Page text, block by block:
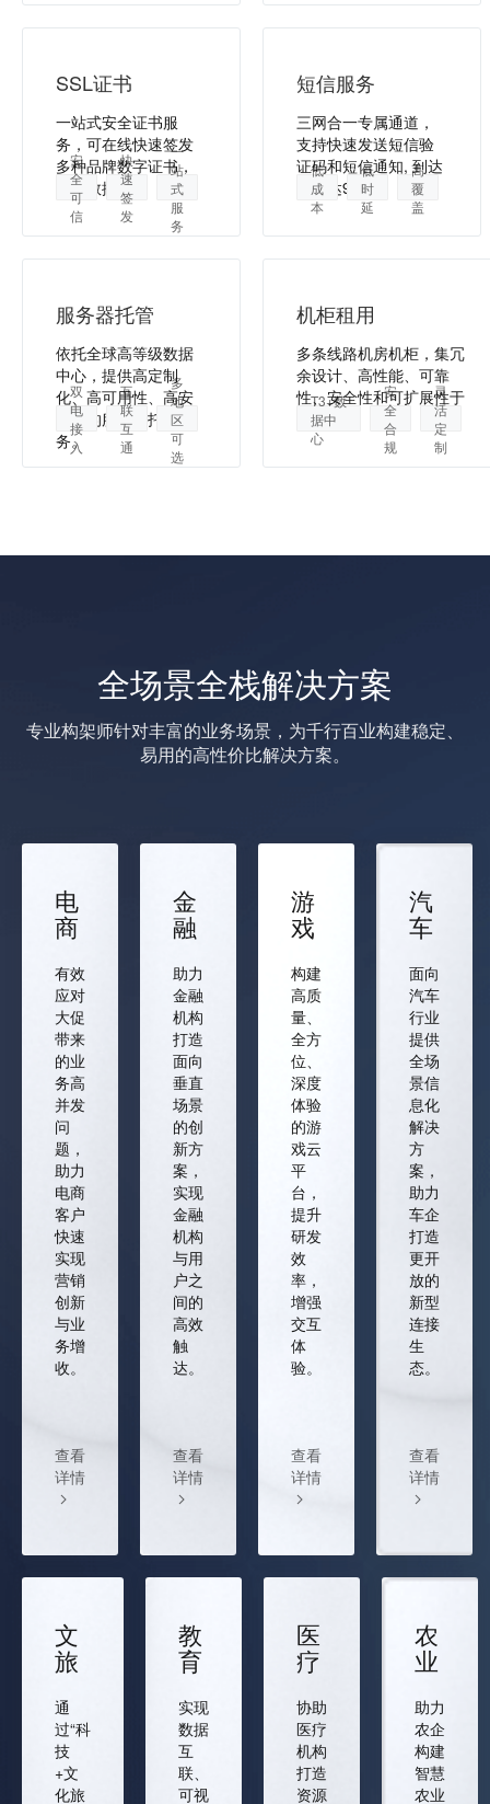
SSL证书
一站式安全证书服
务，可在线快速签发
多种品牌数字证书，
保障数据安全
安
全
可
信
快
速
签
发
一
站
式
服
务
短信服务
三网合一专属通道，
支持快速发送短信验
证码和短信通知, 到达
率高达99%。
低
成
本
低
时
延
高
覆
盖
服务器托管
依托全球高等级数据
中心，提供高定制
化、高可用性、高安
全性的服务器托管服
务。
双
电
接
入
互
联
互
通
多
地
区
可
选
机柜租用
多条线路机房机柜，集冗
余设计、高性能、可靠
性、安全性和可扩展性于
一身。
T3+数
据中
心
安
全
合
规
灵
活
定
制
全场景全栈解决方案
专业构架师针对丰富的业务场景，为千行百业构建稳定、
易用的高性价比解决方案。
电
商
有效
应对
大促
带来
的业
务高
并发
问
题，
助力
电商
客户
快速
实现
营销
创新
与业
务增
收。
查看
详情
金
融
助力
金融
机构
打造
面向
垂直
场景
的创
新方
案，
实现
金融
机构
与用
户之
间的
高效
触
达。
查看
详情
游
戏
构建
高质
量、
全方
位、
深度
体验
的游
戏云
平
台，
提升
研发
效
率，
增强
交互
体
验。
查看
详情
汽
车
面向
汽车
行业
提供
全场
景信
息化
解决
方
案，
助力
车企
打造
更开
放的
新型
连接
生
态。
查看
详情
文
旅
通
过“科
技
+文
化旅
教
育
实现
数据
互
联、
可视
医
疗
协助
医疗
机构
打造
资源
农
业
助力
农企
构建
智慧
农业